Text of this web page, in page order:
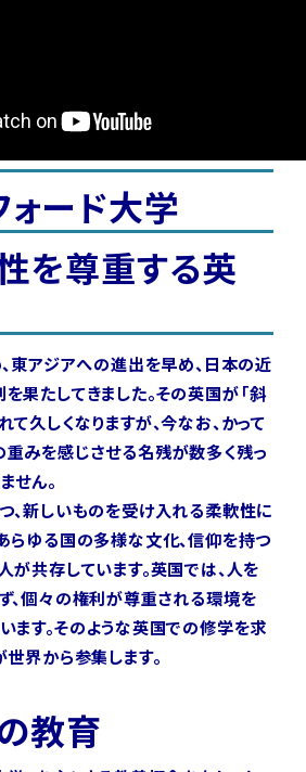
ォード大学
尊重する英
東アジアへの進出を早め、日本の近
果たしてきました。その英国が「斜
久しくなりますが、今なお、かって
みを感じさせる名残が数多く残っ
せん。
、新しいものを受け入れる柔軟性に
らゆる国の多様な文化、信仰を持つ
が共存しています。英国では、人を
、個々の権利が尊重される環境を
ます。そのような英国での修学を求
界から参集します。
教育